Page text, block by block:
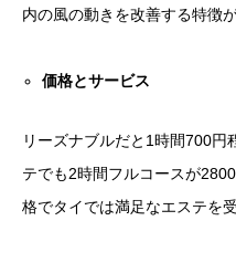
内の風の動きを改善する特徴
価格とサービス
リーズナブルだと1時間700円
テでも2時間フルコースが
格でタイでは満足なエステを